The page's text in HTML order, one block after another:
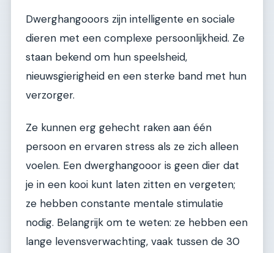
Dwerghangooors zijn intelligente en sociale
dieren met een complexe persoonlijkheid. Ze
staan bekend om hun speelsheid,
nieuwsgierigheid en een sterke band met hun
verzorger.
Ze kunnen erg gehecht raken aan één
persoon en ervaren stress als ze zich alleen
voelen. Een dwerghangooor is geen dier dat
je in een kooi kunt laten zitten en vergeten;
ze hebben constante mentale stimulatie
nodig. Belangrijk om te weten: ze hebben een
lange levensverwachting, vaak tussen de 30